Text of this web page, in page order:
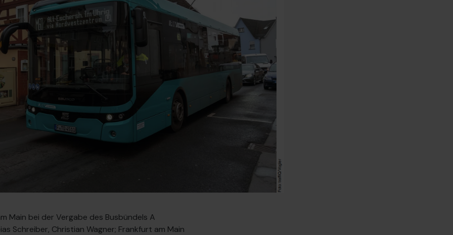
Main bei der Vergabe des Busbündels A
Schreiber, Christian Wagner; Frankfurt am Main